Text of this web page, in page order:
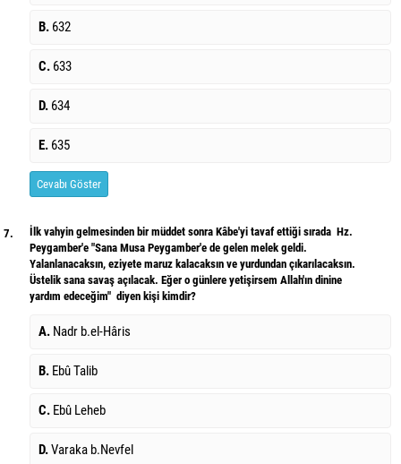
B. 632
C. 633
D. 634
E. 635
Cevabı Göster
7.
İlk vahyin gelmesinden bir müddet sonra Kâbe'yi tavaf ettiği sırada Hz.
Peygamber'e "Sana Musa Peygamber'e de gelen melek geldi.
Yalanlanacaksın, eziyete maruz kalacaksın ve yurdundan çıkarılacaksın.
Üstelik sana savaş açılacak. Eğer o günlere yetişirsem Allah'ın dinine
yardım edeceğim" diyen kişi kimdir?
A. Nadr b.el-Hâris
B. Ebû Talib
C. Ebû Leheb
D.Varaka b.Nevfel